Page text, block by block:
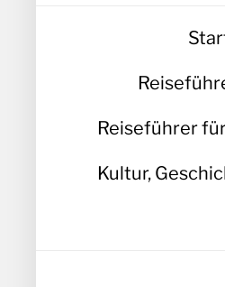
Reiseführer
Kultur,